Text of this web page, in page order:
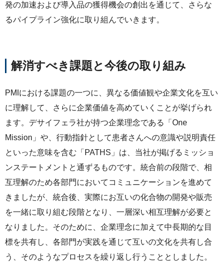
発の加速および導入品の獲得機会の創出を通じて、さらな
るパイプライン強化に取り組んでいきます。
解消すべき課題と今後の取り組み
PMIにおける課題の一つに、異なる価値観や企業文化を互い
に理解して、さらに企業価値を高めていくことが挙げられ
ます。デサイフェラ社が持つ企業理念である「One
Mission」や、行動指針として患者さんへの意識や説明責任
といった意味を含む「PATHS」は、当社が掲げるミッショ
ンステートメントと通ずるものです。統合前の段階で、相
互理解のため各部門においてコミュニケーションを進めて
きましたが、統合後、実際にお互いの化合物の開発や販売
を一緒に取り組む段階となり、一層深い相互理解が必要と
なりました。そのために、企業理念に加えて中長期的な目
標を共有し、各部門が実践を通じて互いの文化を共有し合
う、そのようなプロセスを繰り返し行うこととしました。